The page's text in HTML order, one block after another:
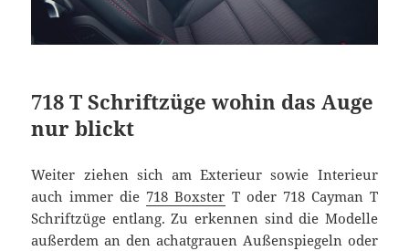
718 T Schriftzüge wohin das Auge
nur blickt
Weiter ziehen sich am Exterieur sowie Interieur
auch immer die 718 Boxster T oder 718 Cayman T
Schriftzüge entlang. Zu erkennen sind die Modelle
außerdem an den achatgrauen Außenspiegeln oder